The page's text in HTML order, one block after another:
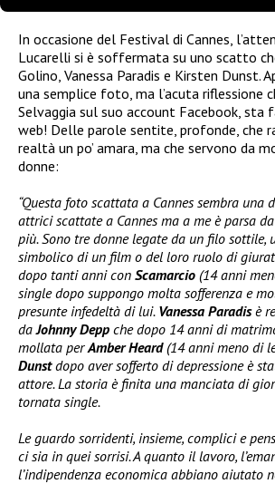
In occasione del Festival di Cannes,
Lucarelli si è soffermata su uno scatto
Golino, Vanessa Paradis e Kirsten Dunst.
una semplice foto, ma l’acuta riflessione
Selvaggia sul suo account Facebook, sta
web! Delle parole sentite, profonde, che
realtà un po’ amara, ma che servono da
donne:
“Questa foto scattata a Cannes sembra una
attrici scattate a Cannes ma a me è parsa
più. Sono tre donne legate da un filo sottile,
simbolico di un film o del loro ruolo di
dopo tanti anni con Scamarcio (14 anni
single dopo suppongo molta sofferenza e
presunte infedeltà di lui. Vanessa Paradisè
daJohnny Depp che dopo 14 anni di
mollata perAmber Heard(14 anni meno di
Dunstdopo aver sofferto di depressione è
attore. La storia è finita una manciata di
tornata single.
Le guardo sorridenti, insieme, complici e
ci sia in quei sorrisi. A quanto il lavoro,
l’indipendenza economica abbiano aiutato